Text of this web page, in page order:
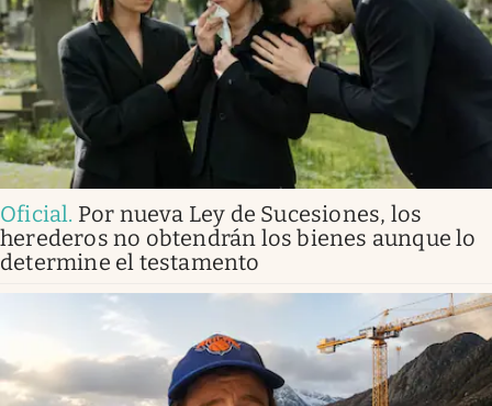
Oficial. Por nueva Ley de Sucesiones, los
herederos no obtendrán los bienes aunque lo
determine el testamento